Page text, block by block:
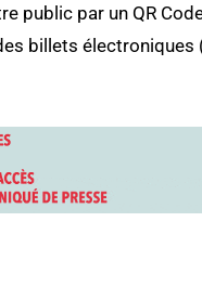
public par un QR
billets électroniques